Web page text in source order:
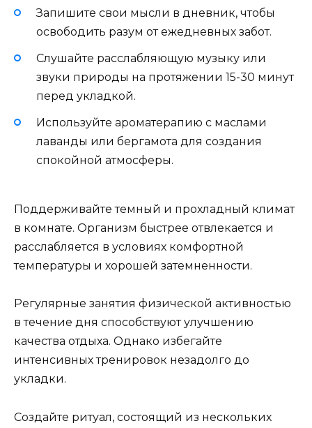
Запишите свои мысли в дневник, чтобы
освободить разум от ежедневных забот.
Слушайте расслабляющую музыку или
звуки природы на протяжении 15-30 минут
перед укладкой.
Используйте ароматерапию с маслами
лаванды или бергамота для создания
спокойной атмосферы.
Поддерживайте темный и прохладный климат
в комнате. Организм быстрее отвлекается и
расслабляется в условиях комфортной
температуры и хорошей затемненности.
Регулярные занятия физической активностью
в течение дня способствуют улучшению
качества отдыха. Однако избегайте
интенсивных тренировок незадолго до
укладки.
Создайте ритуал, состоящий из нескольких